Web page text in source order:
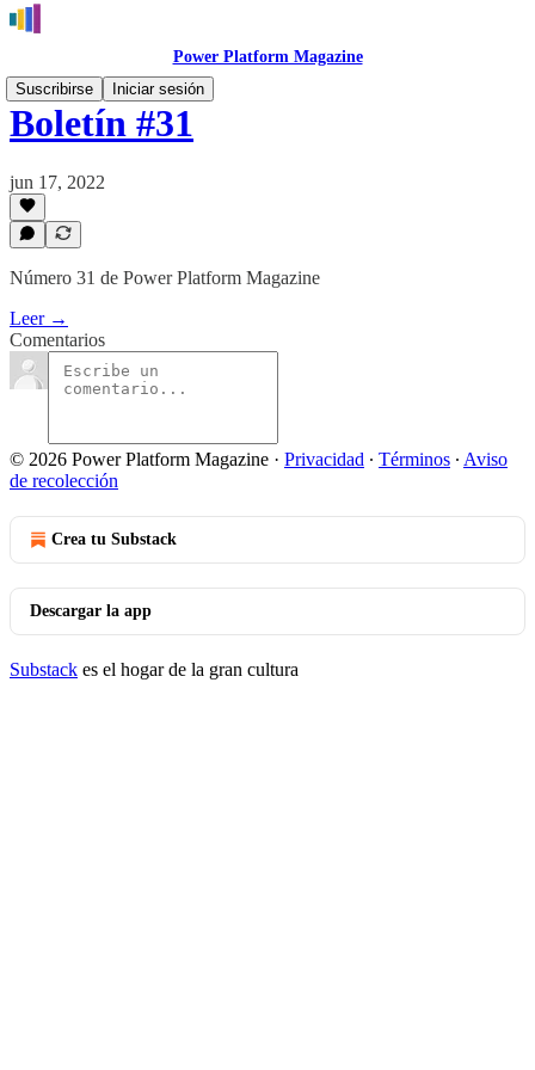
Power Platform Magazine
Suscribirse
Iniciar sesión
Boletín #31
jun 17, 2022
Número 31 de Power Platform Magazine
Leer →
Comentarios
© 2026 Power Platform Magazine · Privacidad ∙ Términos ∙ Aviso
de recolección
Crea tu Substack
Descargar la app
Substack es el hogar de la gran cultura